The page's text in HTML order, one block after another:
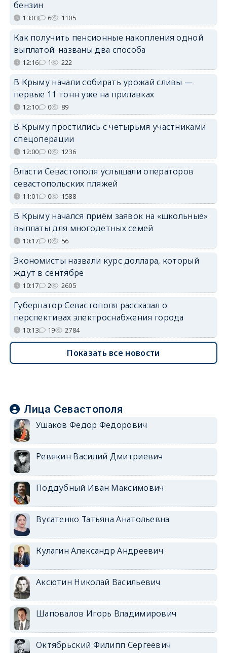
бензин
13:03 6 1105
Как получить пенсионные накопления одной
выплатой: названы два способа
12:16 1 222
В Крыму начали собирать урожай сливы —
первые 11 тонн уже на прилавках
12:10 0 89
В Крыму простились с четырьмя участниками
спецоперации
12:00 0 1236
Власти Севастополя услышали операторов
севастопольских пляжей
11:01 0 1588
В Крыму начался приём заявок на «школьные»
выплаты для многодетных семей
10:17 0 56
Экономисты назвали курс доллара, который
ждут в сентябре
10:17 2 2605
Губернатор Севастополя рассказал о
перспективах электроснабжения города
10:13 19 2784
Показать все новости
Лица Севастополя
Ушаков Федор Федорович
Ревякин Василий Дмитриевич
Поддубный Иван Максимович
Вусатенко Татьяна Анатольевна
Кулагин Александр Андреевич
Аксютин Николай Васильевич
Шаповалов Игорь Владимирович
Октябрьский Филипп Сергеевич